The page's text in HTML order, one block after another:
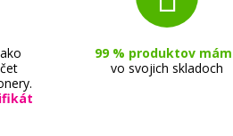
99 % produktov
vo svojich skladoch